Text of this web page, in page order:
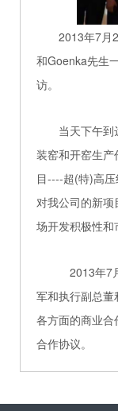
2013年7月
和Goenka先生
访。
当天下午
装窑和开窑生
目----超(特)高
对我公司的新
场开发积极性和
2013年7
军和执行副总
各方面的商业
合作协议。